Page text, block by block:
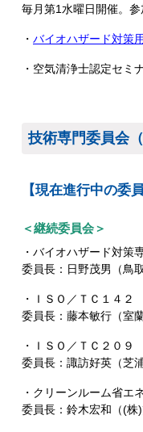
毎月第1水曜日開催。参
・ バイオハザード対策
・空気清浄士認定セミ
技術専門委員会
【現在進行中の委員
＜継続委員会＞
・バイオハザード対
委員長：日野茂男（鳥
・ＩＳＯ／ＴＣ１４
委員長：藤本敏行（室
・ＩＳＯ／ＴＣ２０
委員長：諏訪好英（芝
・クリーンルーム省エ
委員長：鈴木宏和（(株)